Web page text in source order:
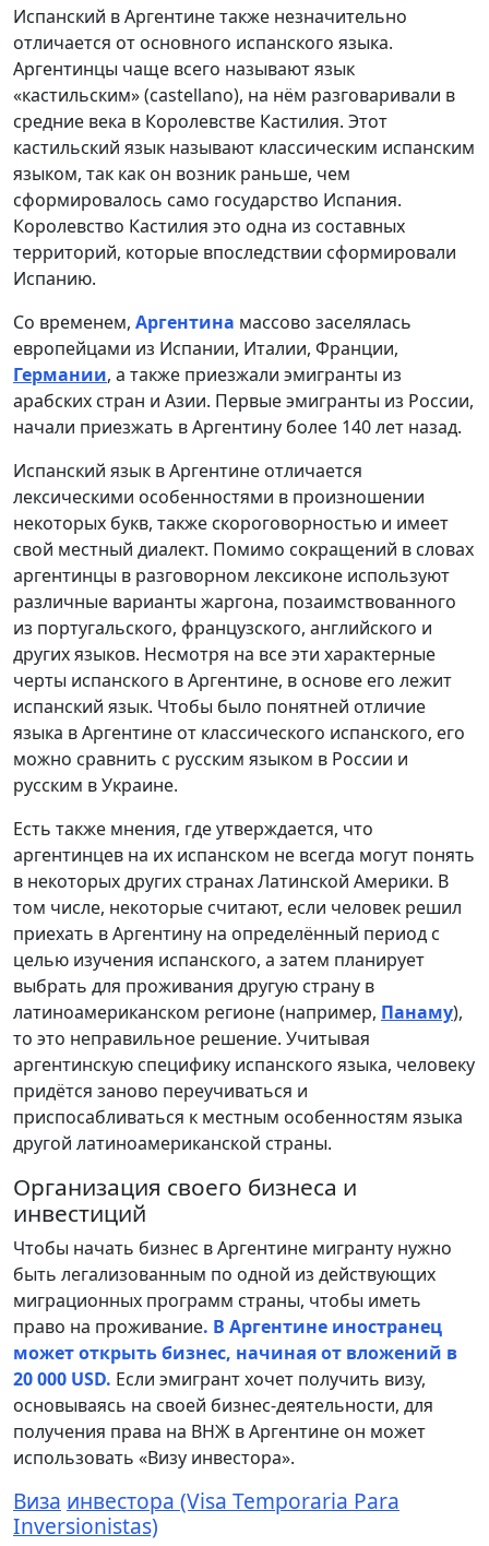
Испанский в Аргентине также незначительно
отличается от основного испанского языка.
Аргентинцы чаще всего называют язык
«кастильским» (castellano), на нём разговаривали в
средние века в Королевстве Кастилия. Этот
кастильский язык называют классическим испанским
языком, так как он возник раньше, чем
сформировалось само государство Испания.
Королевство Кастилия это одна из составных
территорий, которые впоследствии сформировали
Испанию.
Со временем, Аргентина массово заселялась
европейцами из Испании, Италии, Франции,
Германии, а также приезжали эмигранты из
арабских стран и Азии. Первые эмигранты из России,
начали приезжать в Аргентину более 140 лет назад.
Испанский язык в Аргентине отличается
лексическими особенностями в произношении
некоторых букв, также скороговорностью и имеет
свой местный диалект. Помимо сокращений в словах
аргентинцы в разговорном лексиконе используют
различные варианты жаргона, позаимствованного
из португальского, французского, английского и
других языков. Несмотря на все эти характерные
черты испанского в Аргентине, в основе его лежит
испанский язык. Чтобы было понятней отличие
языка в Аргентине от классического испанского, его
можно сравнить с русским языком в России и
русским в Украине.
Есть также мнения, где утверждается, что
аргентинцев на их испанском не всегда могут понять
в некоторых других странах Латинской Америки. В
том числе, некоторые считают, если человек решил
приехать в Аргентину на определённый период с
целью изучения испанского, а затем планирует
выбрать для проживания другую страну в
латиноамериканском регионе (например, Панаму),
то это неправильное решение. Учитывая
аргентинскую специфику испанского языка, человеку
придётся заново переучиваться и
приспосабливаться к местным особенностям языка
другой латиноамериканской страны.
Организация своего бизнеса и
инвестиций
Чтобы начать бизнес в Аргентине мигранту нужно
быть легализованным по одной из действующих
миграционных программ страны, чтобы иметь
право на проживание. В Аргентине иностранец
может открыть бизнес, начиная от вложений в
20 000 USD. Если эмигрант хочет получить визу,
основываясь на своей бизнес-деятельности, для
получения права на ВНЖ в Аргентине он может
использовать «Визу инвестора».
Виза инвестора (Visa Temporaria Para
Inversionistas)